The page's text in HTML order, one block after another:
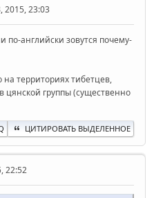
2015, 23:03
по-английски зовутся почему-
территориях тибетцев,
цянской группы (существенно
ЦИТИРОВАТЬ ВЫДЕЛЕННОЕ
22:52